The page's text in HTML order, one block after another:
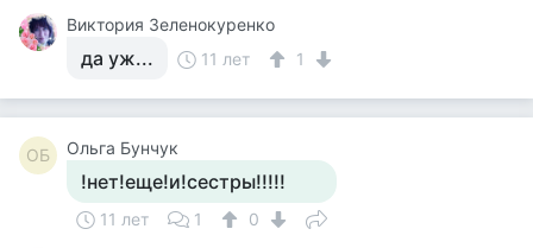
Виктория Зеленокуренко
да уж... 11 лет 1
ОБ Ольга Бунчук
!нет!еще!и!сестры!!!!!
11 лет 1
0